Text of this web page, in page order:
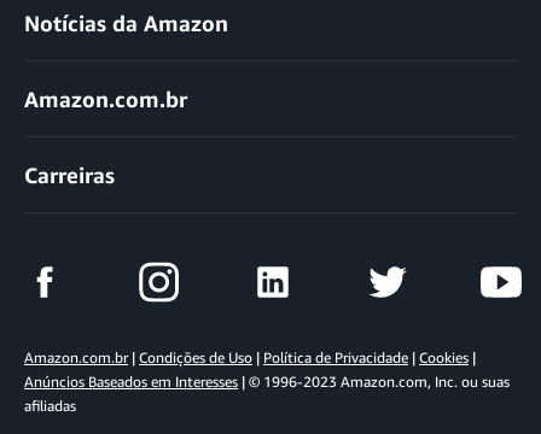
Notícias da Amazon
Amazon.com.br
Carreiras
Amazon.com.br| Condições de Uso | Política de Privacidade | Cookies |
Anúncios Baseados em Interesses | © 1996-2023 Amazon.com, Inc. ou suas
afiliadas